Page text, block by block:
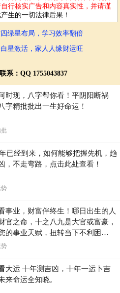
行核实广告和内容真实性，并请谨
生的一切法律后果！
绿星布局，学习效率翻倍
星激活，家人人缘财运旺
系：QQ 1755043837
时现，八字帮你看！平阴阳断祸
字精批批出一生好命运！
批
已经到来，如何能够把握先机，趋
，不走弯路，点击此处查看！
事业，财富伴终生！哪日出生的人
官之命，十之八九是大官或富豪，
的事业天赋，扭转当下不利困
大运 十年测吉凶，十年一运卜吉
来命运全知晓。